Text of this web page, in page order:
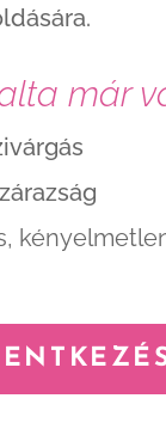
már